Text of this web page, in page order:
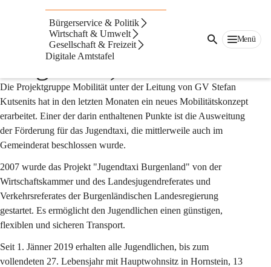
Bürgerservice & Politik
Wirtschaft & Umwelt
Gesellschaft & Freizeit
Digitale Amtstafel
Menü
Jugendtaxi (im
Moment leider
ausgesetzt)
Die Projektgruppe Mobilität unter der Leitung von GV Stefan
Kutsenits hat in den letzten Monaten ein neues Mobilitätskonzept
erarbeitet. Einer der darin enthaltenen Punkte ist die Ausweitung
der Förderung für das Jugendtaxi, die mittlerweile auch im
Gemeinderat beschlossen wurde.
2007 wurde das Projekt "Jugendtaxi Burgenland" von der
Wirtschaftskammer und des Landesjugendreferates und
Verkehrsreferates der Burgenländischen Landesregierung
gestartet. Es ermöglicht den Jugendlichen einen günstigen,
flexiblen und sicheren Transport.
Seit 1. Jänner 2019 erhalten alle Jugendlichen, bis zum
vollendeten 27. Lebensjahr mit Hauptwohnsitz in Hornstein, 13